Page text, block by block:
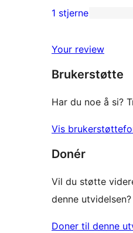
review
2-
reviews
star
reviews
1 stjerne
Your review
Brukerstøtte
Har du noe å si?
Vis
Donér
Vil du støtte
denne utvidelsen?
Doner til denne